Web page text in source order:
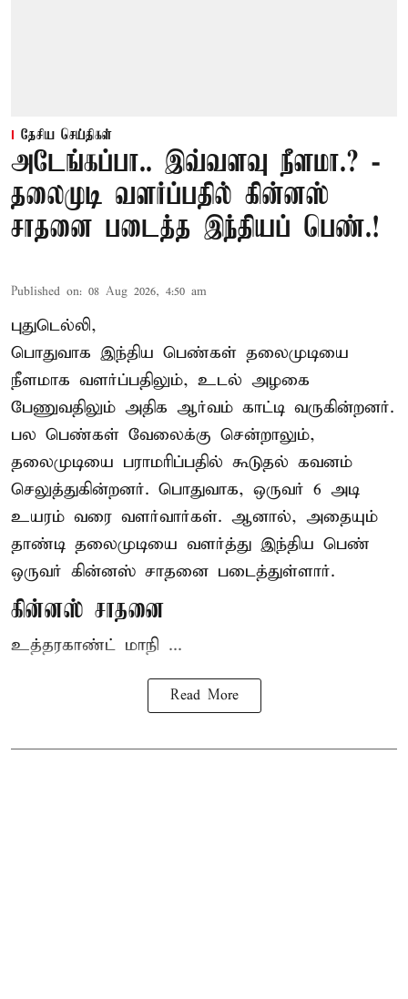
தேசிய செய்திகள்
அடேங்கப்பா.. இவ்வளவு நீளமா.? -
தலைமுடி வளர்ப்பதில் கின்னஸ்
சாதனை படைத்த இந்தியப் பெண்.!
Published on: 08 Aug 2026, 4:50 am
புதுடெல்லி,
பொதுவாக இந்திய பெண்கள் தலைமுடியை
நீளமாக வளர்ப்பதிலும், உடல் அழகை
பேணுவதிலும் அதிக ஆர்வம் காட்டி வருகின்றனர்.
பல பெண்கள் வேலைக்கு சென்றாலும்,
தலைமுடியை பராமரிப்பதில் கூடுதல் கவனம்
செலுத்துகின்றனர். பொதுவாக, ஒருவர் 6 அடி
உயரம் வரை வளர்வார்கள். ஆனால், அதையும்
தாண்டி தலைமுடியை வளர்த்து இந்திய பெண்
ஒருவர் கின்னஸ் சாதனை படைத்துள்ளார்.
கின்னஸ் சாதனை
உத்தரகாண்ட் மாநி ...
Read More